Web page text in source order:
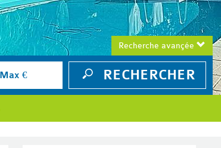
Recherche avançée
RECHERCHER